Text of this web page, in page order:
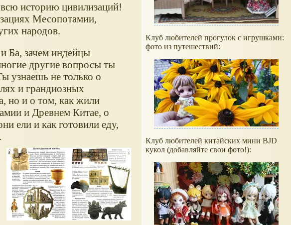
всю историю цивилизаций!
Месопотамии,
народов.
Ба, зачем индейцы
другие вопросы ты
узнаешь не только о
и грандиозных
но и о том, как жили
и Древнем Китае, о
ели и как готовили еду,
Клуб любителей прогулок с игрушками:
фото из путешествий:
Клуб любителей китайских мини BJD
кукол (добавляйте свои фото!):